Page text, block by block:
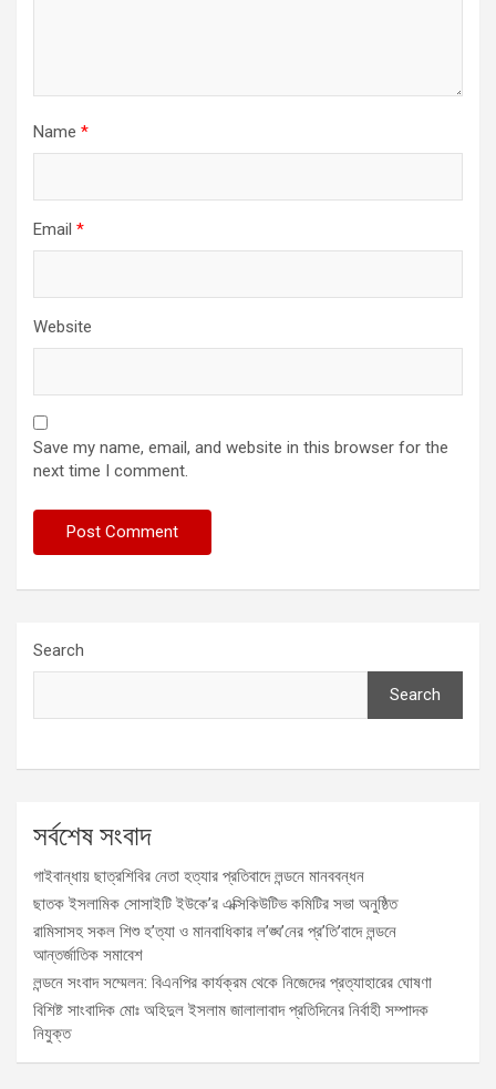
Name *
Email *
Website
Save my name, email, and website in this browser for the
next time I comment.
Search
Search
সর্বশেষ সংবাদ
গাইবান্ধায় ছাত্রশিবির নেতা হত্যার প্রতিবাদে লন্ডনে মানববন্ধন
ছাতক ইসলামিক সোসাইটি ইউকে’র এক্সিকিউটিভ কমিটির সভা অনুষ্ঠিত
রামিসাসহ সকল শিশু হ’ত্যা ও মানবাধিকার ল’ঙ্ঘ’নের প্র’তি’বাদে লন্ডনে
আন্তর্জাতিক সমাবেশ
লন্ডনে সংবাদ সম্মেলন: বিএনপির কার্যক্রম থেকে নিজেদের প্রত্যাহারের ঘোষণা
বিশিষ্ট সাংবাদিক মোঃ অহিদুল ইসলাম জালালাবাদ প্রতিদিনের নির্বাহী সম্পাদক
নিযুক্ত